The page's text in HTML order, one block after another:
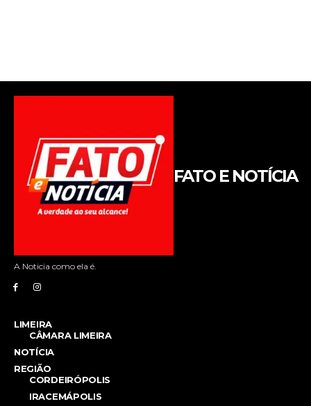
FATO E NOTÍCIA
A Noticia como ela é.
LIMEIRA
CÂMARA LIMEIRA
NOTÍCIA
REGIÃO
CORDEIRÓPOLIS
IRACEMÁPOLIS